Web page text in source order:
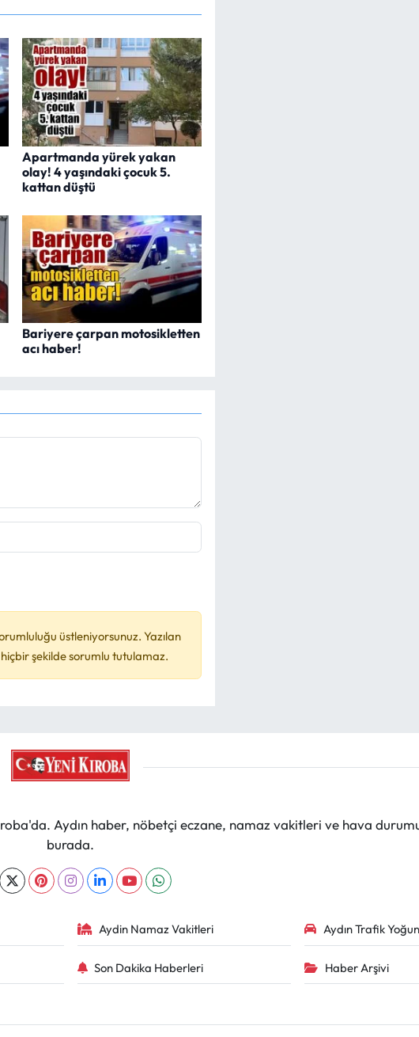
Apartmanda yürek yakan
olay! 4 yaşındaki çocuk 5.
kattan düştü
Bariyere çarpan motosikletten
acı haber!
üstleniyorsunuz. Yazılan
şekilde sorumlu tutulamaz.
Aydın haber, nöbetçi eczane, namaz vakitleri ve hava
burada.
Aydin Namaz Vakitleri Aydın Trafik
Son Dakika Haberleri Haber Arşivi